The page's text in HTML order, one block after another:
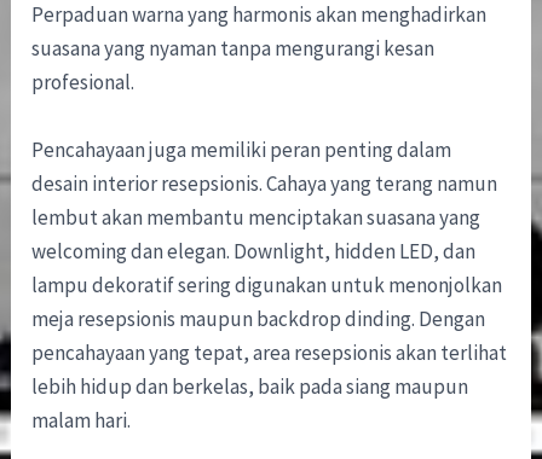
Perpaduan warna yang harmonis akan menghadirkan
suasana yang nyaman tanpa mengurangi kesan
profesional.
Pencahayaan juga memiliki peran penting dalam
desain interior resepsionis. Cahaya yang terang namun
lembut akan membantu menciptakan suasana yang
welcoming dan elegan. Downlight, hidden LED, dan
lampu dekoratif sering digunakan untuk menonjolkan
meja resepsionis maupun backdrop dinding. Dengan
pencahayaan yang tepat, area resepsionis akan terlihat
lebih hidup dan berkelas, baik pada siang maupun
malam hari.